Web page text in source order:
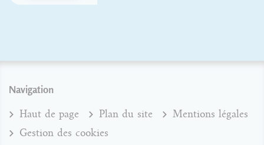
Navigation
Haut de page Plan du site
Mentions légales
Gestion des cookies